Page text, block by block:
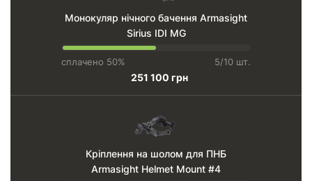
Монокуляр нічного бачення Armasight
Sirius IDI MG
сплачено 50% 5/10 шт.
251 100 грн
Кріплення на шолом для ПНБ
Armasight Helmet Mount #4